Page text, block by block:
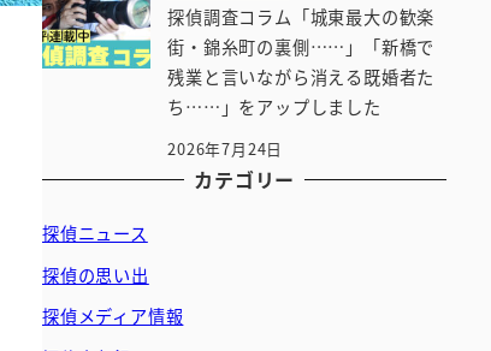
探偵調査コラム「城東最大の歓楽
街・錦糸町の裏側……」「新橋で
残業と言いながら消える既婚者た
ち……」をアップしました
2026年7月24日
カテゴリー
探偵ニュース
探偵の思い出
探偵メディア情報